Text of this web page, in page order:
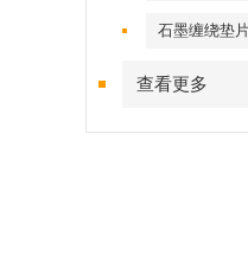
石墨缠绕垫
查看更多